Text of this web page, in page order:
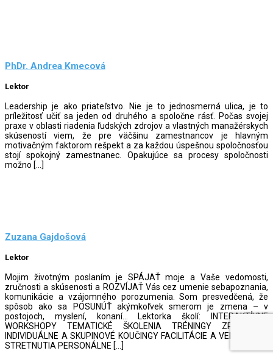
PhDr. Andrea Kmecová
Lektor
Leadership je ako priateľstvo. Nie je to jednosmerná ulica, je to
príležitosť učiť sa jeden od druhého a spoločne rásť. Počas svojej
praxe v oblasti riadenia ľudských zdrojov a vlastných manažérskych
skúseností viem, že pre väčšinu zamestnancov je hlavným
motivačným faktorom rešpekt a za každou úspešnou spoločnosťou
stojí spokojný zamestnanec. Opakujúce sa procesy spoločnosti
možno […]
Zuzana Gajdošová
Lektor
Mojim životným poslaním je SPÁJAŤ moje a Vaše vedomosti,
zručnosti a skúsenosti a ROZVÍJAŤ Vás cez umenie sebapoznania,
komunikácie a vzájomného porozumenia. Som presvedčená, že
spôsob ako sa POSUNÚŤ akýmkoľvek smerom je zmena – v
postojoch, myslení, konaní… Lektorka školí: INTERAKTÍVNE
WORKSHOPY TEMATICKÉ ŠKOLENIA TRÉNINGY ZRUČNOSTÍ
INDIVIDUÁLNE A SKUPINOVÉ KOUČINGY FACILITÁCIE A VENTILAČNÉ
STRETNUTIA PERSONÁLNE […]